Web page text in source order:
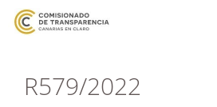
R579/2022